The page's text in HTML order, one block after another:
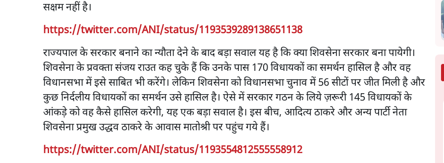
सक्षम नहीं है।
https://twitter.com/ANI/status/1193539289138651138
राज्यपाल के सरकार बनाने का न्यौता देने के बाद बड़ा सवाल यह है कि क्या शिवसेना सरकार बना पायेगी।
शिवसेना के प्रवक्ता संजय राउत कह चुके हैं कि उनके पास 170 विधायकों का समर्थन हासिल है और वह
विधानसभा में इसे साबित भी करेंगे। लेकिन शिवसेना को विधानसभा चुनाव में 56 सीटों पर जीत मिली है और
कुछ निर्दलीय विधायकों का समर्थन उसे हासिल है। ऐसे में सरकार गठन के लिये ज़रूरी 145 विधायकों के
आंकड़े को वह कैसे हासिल करेगी, यह एक बड़ा सवाल है। इस बीच, आदित्य ठाकरे और अन्य पार्टी नेता
शिवसेना प्रमुख उद्धव ठाकरे के आवास मातोश्री पर पहुंच गये हैं।
https://twitter.com/ANI/status/1193554812555558912